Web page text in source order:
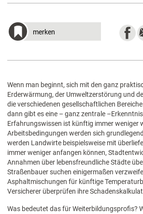
merken
Wenn man beginnt, sich mit den ganz
Erderwärmung, der Umweltzerstörung und
die verschiedenen gesellschaftlichen
dann gibt es eine – ganz zentrale
Erfahrungswissen ist künftig immer weniger
Arbeitsbedingungen werden sich
werden Landwirte beispielsweise mit
immer weniger anfangen können,
Annahmen über lebensfreundliche Städte
Straßenbauer suchen einigermaßen
Asphaltmischungen für künftige
Versicherer überprüfen ihre
Was bedeutet das für Weiterbildungsprofis?